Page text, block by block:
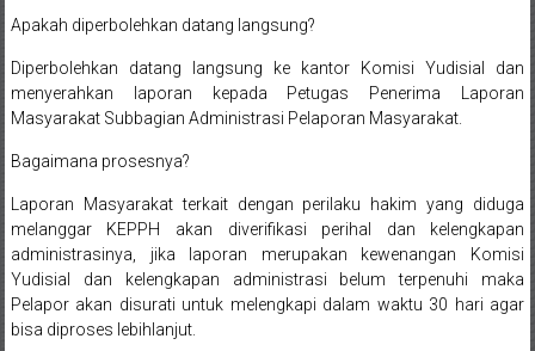
Purwokerto,
Kebumen,
Tasikmalaya,
Purwodadi,
Wonogiri,
Pacitan,
Palembang,
Apakah diperbolehkan datang langsung?
Diperbolehkan datang langsung ke kantor Komisi Yudisial dan
menyerahkan laporan kepada Petugas Penerima Laporan
Masyarakat Subbagian Administrasi Pelaporan Masyarakat.
Bagaimana prosesnya?
Laporan Masyarakat terkait dengan perilaku hakim yang diduga
melanggar KEPPH akan diverifikasi perihal dan kelengkapan
administrasinya, jika laporan merupakan kewenangan Komisi
Yudisial dan kelengkapan administrasi belum terpenuhi maka
Pelapor akan disurati untuk melengkapi dalam waktu 30 hari agar
bisa diproses lebihlanjut.